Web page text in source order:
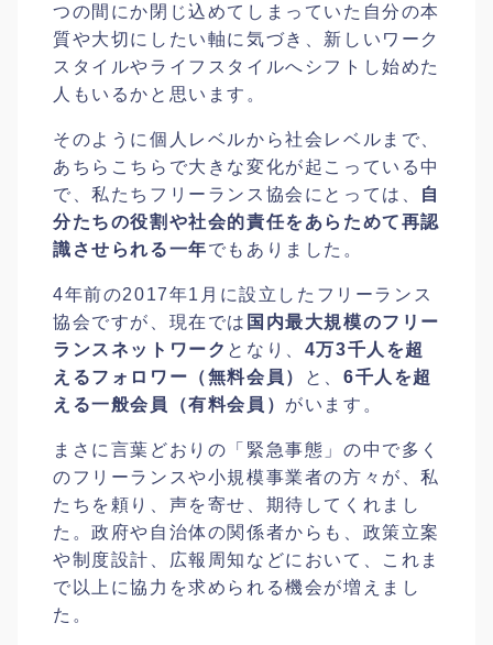
つの間にか閉じ込めてしまっていた自分の本
質や大切にしたい軸に気づき、新しいワーク
スタイルやライフスタイルへシフトし始めた
人もいるかと思います。
そのように個人レベルから社会レベルまで、
あちらこちらで大きな変化が起こっている中
で、私たちフリーランス協会にとっては、 自
分たちの役割や社会的責任をあらためて再認
識させられる一年でもありました。
4年前の2017年1月に設立したフリーランス
協会ですが、現在では 国内最大規模のフリー
ランスネットワーク となり、 4万3千人を超
えるフォロワー（無料会員）
と、6千人を超
える一般会員（有料会員） がいます。
まさに言葉どおりの「緊急事態」の中で多く
のフリーランスや小規模事業者の方々が、私
たちを頼り、声を寄せ、期待してくれまし
た。政府や自治体の関係者からも、政策立案
や制度設計、広報周知などにおいて、これま
で以上に協力を求められる機会が増えまし
た。